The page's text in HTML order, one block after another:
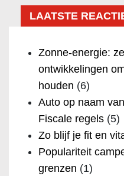
LAATSTE
Zonne-energie:
ontwikkelingen
houden (6)
Auto op naam
Fiscale regels (5)
Zo blijf je fit en
Populariteit
grenzen (1)